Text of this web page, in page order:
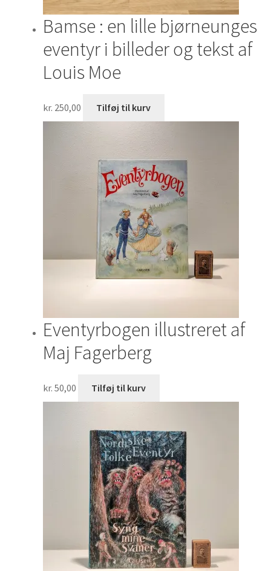
Bamse : en lille bjørneunges
eventyr i billeder og tekst af
Louis Moe
kr. 250,00 Tilføj til kurv
Eventyrbogen illustreret af
Maj Fagerberg
kr. 50,00 Tilføj til kurv